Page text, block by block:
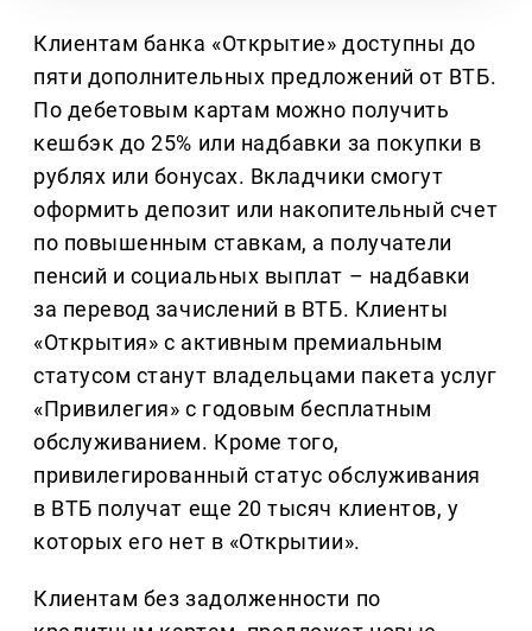
Клиентам банка «Открытие» доступны до
пяти дополнительных предложений от ВТБ.
По дебетовым картам можно получить
кешбэк до 25% или надбавки за покупки в
рублях или бонусах. Вкладчики смогут
оформить депозит или накопительный счет
по повышенным ставкам, а получатели
пенсий и социальных выплат – надбавки
за перевод зачислений в ВТБ. Клиенты
«Открытия» с активным премиальным
статусом станут владельцами пакета услуг
«Привилегия» с годовым бесплатным
обслуживанием. Кроме того,
привилегированный статус обслуживания
в ВТБ получат еще 20 тысяч клиентов, у
которых его нет в «Открытии».
Клиентам без задолженности по